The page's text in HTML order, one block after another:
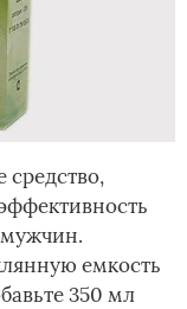
средство,
мужчин.
емкость
350 мл